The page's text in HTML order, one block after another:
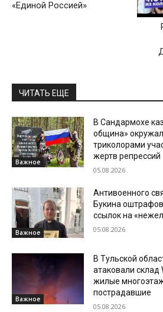
«Единой Россией»
ЧИТАТЬ ЕЩЕ
Важное
В Сандармохе
община»
триколорами
жертв репрессий
05.08.2026
Важное
Антивоенного
Букина
ссылок на
05.08.2026
Важное
В Тульской
атаковали склад
жилые
пострадавшие
05.08.2026